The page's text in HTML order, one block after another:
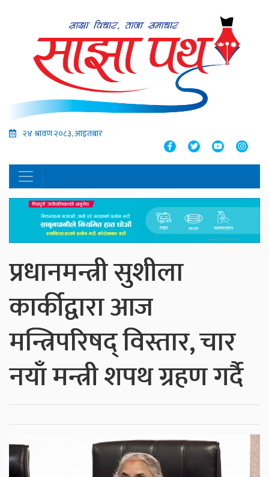
२४ श्रावण २०८३, आइतबार
प्रधानमन्त्री सुशीला
कार्कीद्वारा आज
मन्त्रिपरिषद् विस्तार, चार
नयाँ मन्त्री शपथ ग्रहण गर्दै